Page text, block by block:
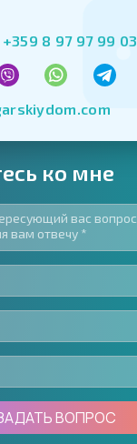
+359 8 97 97 99 03
ко мне
ВОПРОС